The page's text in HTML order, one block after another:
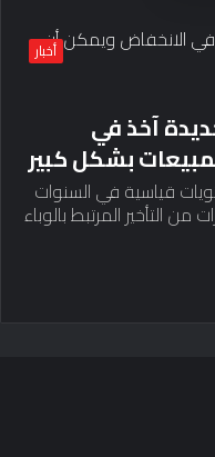
أخبار
آخذ في
بشكل كبير
قياسية في السنوات
التأخير المرتبط بالوباء